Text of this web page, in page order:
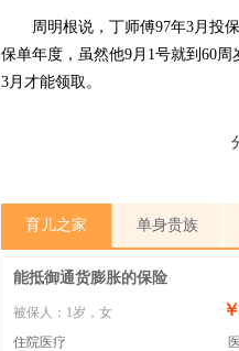
周明根说，丁师傅97年3月投保
保单年度，虽然他9月1号就到60
3月才能领取。
育儿之家 单身贵族
能抵御通货膨胀的保险
被保人：1岁，女
住院医疗